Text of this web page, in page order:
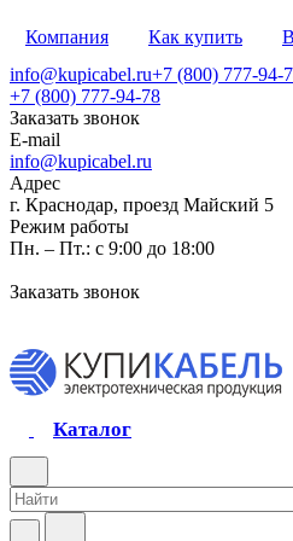
Компания Как купить
info@kupicabel.ru+7 (800) 777-94-
+7 (800) 777-94-78
Заказать звонок
E-mail
info@kupicabel.ru
Адрес
г. Краснодар, проезд Майский 5
Режим работы
Пн. – Пт.: с 9:00 до 18:00
Заказать звонок
Каталог